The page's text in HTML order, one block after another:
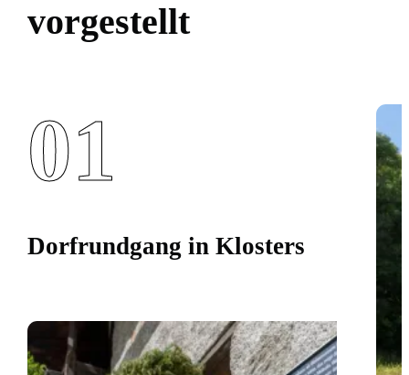
vorgestellt
01
Dorfrundgang in Klosters